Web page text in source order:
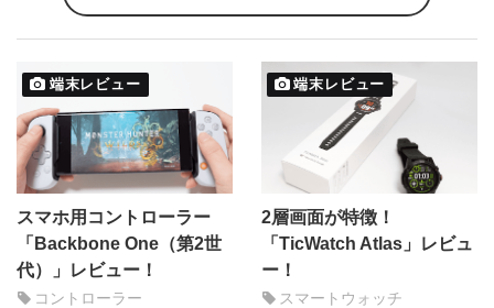
端末レビュー
スマホ用コントローラー
「Backbone One（第2世
代）」レビュー！
コントローラー
端末レビュー
2層画面が特徴！
「TicWatch Atlas」レビュ
ー！
スマートウォッチ